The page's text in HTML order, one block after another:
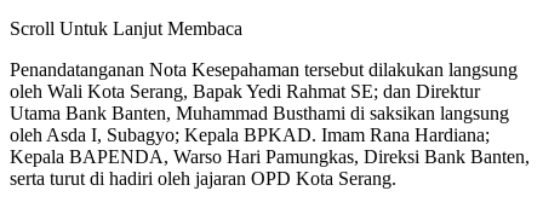
Scroll Untuk Lanjut Membaca
Penandatanganan Nota Kesepahaman tersebut dilakukan langsung
oleh Wali Kota Serang, Bapak Yedi Rahmat SE; dan Direktur
Utama Bank Banten, Muhammad Busthami di saksikan langsung
oleh Asda I, Subagyo; Kepala BPKAD. Imam Rana Hardiana;
Kepala BAPENDA, Warso Hari Pamungkas, Direksi Bank Banten,
serta turut di hadiri oleh jajaran OPD Kota Serang.